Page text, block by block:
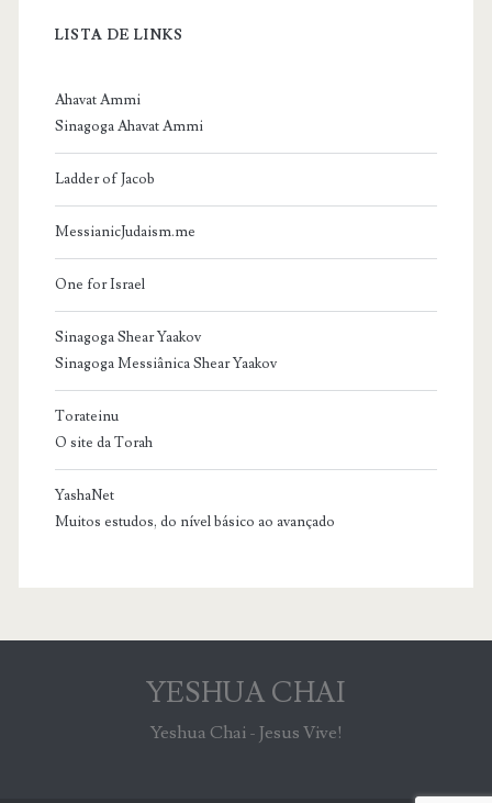
LISTA DE LINKS
Ahavat Ammi
Sinagoga Ahavat Ammi
Ladder of Jacob
MessianicJudaism.me
One for Israel
Sinagoga Shear Yaakov
Sinagoga Messiânica Shear Yaakov
Torateinu
O site da Torah
YashaNet
Muitos estudos, do nível básico ao avançado
YESHUA CHAI
Yeshua Chai - Jesus Vive!